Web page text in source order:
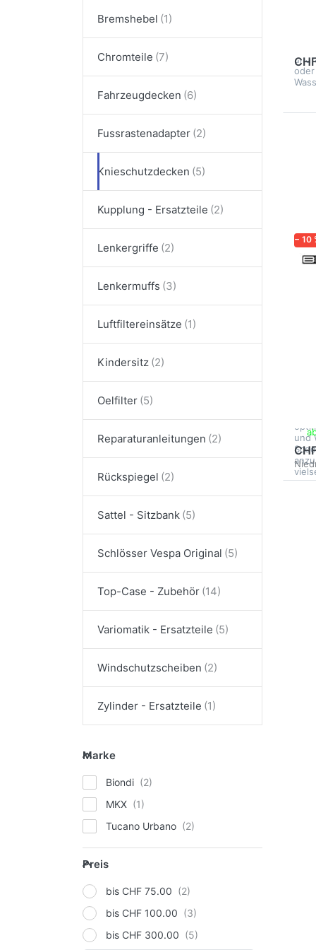
Bremshebel
Chromteile
Fahrzeugdecken
Fussrastenadapter
Knieschutzdecken
Kupplung - Ersatzteile
Lenkergriffe
Lenkermuffs
Luftfiltereinsätze
Kindersitz
Oelfilter
Reparaturanleitungen
Rückspiegel
Sattel - Sitzbank
Schlösser Vespa Original
Top-Case - Zubehör
Variomatik - Ersatzteile
Windschutzscheiben
Zylinder - Ersatzteile
Marke
Marke
Biondi
MKX
Tucano Urbano
Preis
Preis
bis CHF 75.00
bis CHF 100.00
bis CHF 300.00
Die
und
− 10
Die
und